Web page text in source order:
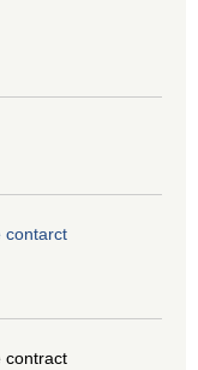
contarct
contract